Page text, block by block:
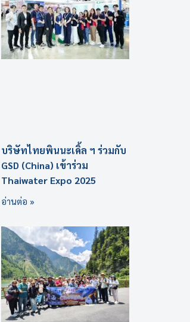
บริษัทไทยพินนะเคิ้ล ฯ ร่วมกับ
GSD (China) เข้าร่วม
Thaiwater Expo 2025
อ่านต่อ »